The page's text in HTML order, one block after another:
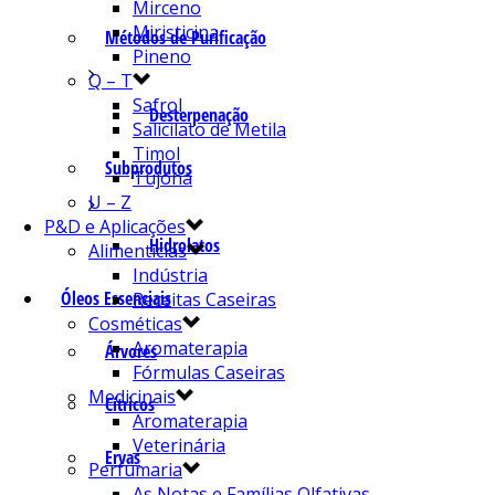
Métodos de Purificação
Desterpenação
Subprodutos
Hidrolatos
Óleos Essenciais
Árvores
Cítricos
Ervas
Mirceno
Miristicina
Pineno
Q – T
Safrol
Salicilato de Metila
Timol
Tujona
U – Z
P&D e Aplicações
Alimentícias
Indústria
Receitas Caseiras
Cosméticas
Aromaterapia
Fórmulas Caseiras
Medicinais
Aromaterapia
Veterinária
Perfumaria